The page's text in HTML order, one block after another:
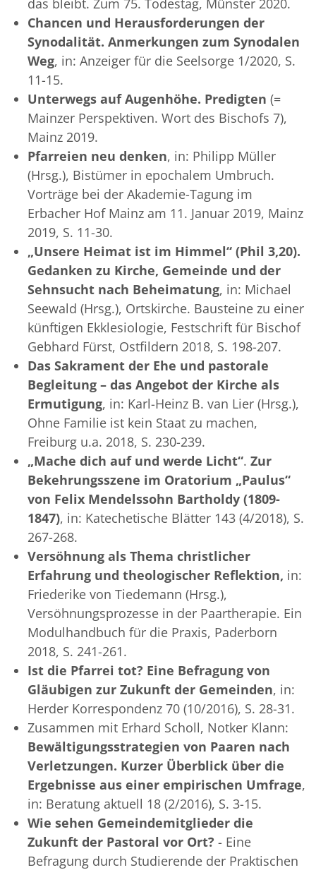
das bleibt. Zum 75. Todestag, Münster 2020.
Chancen und Herausforderungen der
Synodalität. Anmerkungen zum Synodalen
Weg, in: Anzeiger für die Seelsorge 1/2020, S.
11-15.
Unterwegs auf Augenhöhe. Predigten (=
Mainzer Perspektiven. Wort des Bischofs 7),
Mainz 2019.
Pfarreien neu denken, in: Philipp Müller
(Hrsg.), Bistümer in epochalem Umbruch.
Vorträge bei der Akademie-Tagung im
Erbacher Hof Mainz am 11. Januar 2019, Mainz
2019, S. 11-30.
„Unsere Heimat ist im Himmel“ (Phil 3,20).
Gedanken zu Kirche, Gemeinde und der
Sehnsucht nach Beheimatung, in: Michael
Seewald (Hrsg.), Ortskirche. Bausteine zu einer
künftigen Ekklesiologie, Festschrift für Bischof
Gebhard Fürst, Ostfildern 2018, S. 198-207.
Das Sakrament der Ehe und pastorale
Begleitung – das Angebot der Kirche als
Ermutigung, in: Karl-Heinz B. van Lier (Hrsg.),
Ohne Familie ist kein Staat zu machen,
Freiburg u.a. 2018, S. 230-239.
„Mache dich auf und werde Licht“. Zur
Bekehrungsszene im Oratorium „Paulus“
von Felix Mendelssohn Bartholdy (1809-
1847), in: Katechetische Blätter 143 (4/2018), S.
267-268.
Versöhnung als Thema christlicher
Erfahrung und theologischer Reflektion, in:
Friederike von Tiedemann (Hrsg.),
Versöhnungsprozesse in der Paartherapie. Ein
Modulhandbuch für die Praxis, Paderborn
2018, S. 241-261.
Ist die Pfarrei tot? Eine Befragung von
Gläubigen zur Zukunft der Gemeinden, in:
Herder Korrespondenz 70 (10/2016), S. 28-31.
Zusammen mit Erhard Scholl, Notker Klann:
Bewältigungsstrategien von Paaren nach
Verletzungen. Kurzer Überblick über die
Ergebnisse aus einer empirischen Umfrage,
in: Beratung aktuell 18 (2/2016), S. 3-15.
Wie sehen Gemeindemitglieder die
Zukunft der Pastoral vor Ort? - Eine
Befragung durch Studierende der Praktischen